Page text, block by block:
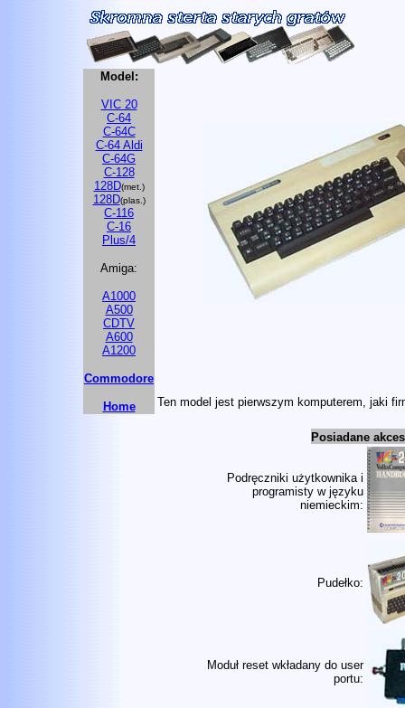
Model:
VIC 20
C-64
C-64C
C-64 Aldi
C-64G
C-128
128D(met.)
128D(plas.)
C-116
C-16
Plus/4
Amiga:
A1000
A500
CDTV
A600
A1200
Commodore
Home Ten model jest pierwszym komputerem, jaki
Posiadane
Podręczniki użytkownika i
programisty w języku
niemieckim:
Pudełko:
Moduł reset wkładany do user
portu: